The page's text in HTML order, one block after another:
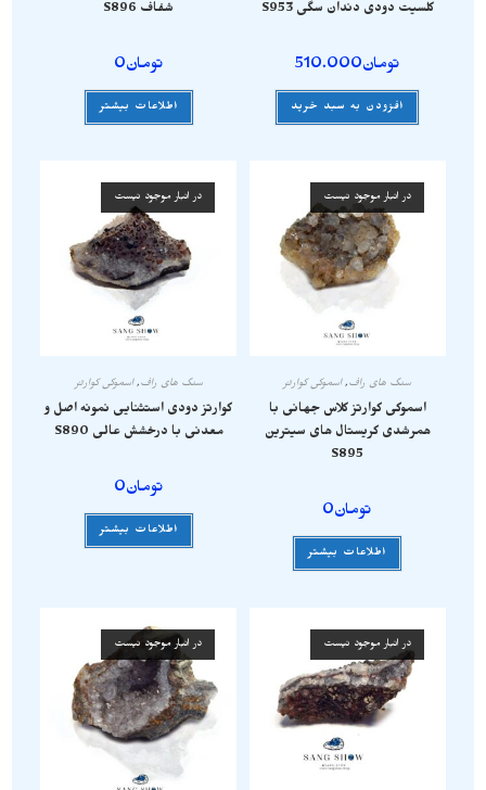
کلسیت دودی دندان سگی S953
تومان510.000
افزودن به سبد خرید
شفاف S896
تومان0
اطلاعات بیشتر
در انبار موجود نیست
سنگ های راف,اسموکی کوارتز
اسموکی کوارتز کلاس جهانی با
همرشدی کریستال های سیترین
S895
تومان0
اطلاعات بیشتر
در انبار موجود نیست
سنگ های راف,اسموکی کوارتز
کوارتز دودی استثنایی نمونه اصل و
معدنی با درخشش عالی S890
تومان0
اطلاعات بیشتر
در انبار موجود نیست در انبار موجود نیست